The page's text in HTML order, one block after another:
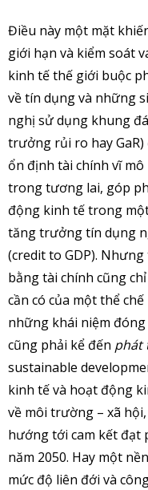
Điều này một mặt
giới hạn và kiểm soát
kinh tế thế giới buộc
về tín dụng và những
nghị sử dụng khung
trưởng rủi ro hay
ổn định tài chính vĩ
trong tương lai, góp
động kinh tế trong
tăng trưởng tín dụng
(credit to GDP).
bằng tài chính cũng
cần có của một thể
những khái niệm
cũng phải kể đến phát
sustainable
kinh tế và hoạt động
về môi trường – xã
hướng tới cam kết đạt
năm 2050. Hay một
mức độ liên đới và